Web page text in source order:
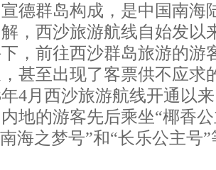
德群岛构成，是中国南海
，西沙旅游航线自始发以
，前往西沙群岛旅游的游
甚至出现了客票供不应求
4月西沙旅游航线开通以
地的游客先后乘坐“椰香
海之梦号”和“长乐公主号